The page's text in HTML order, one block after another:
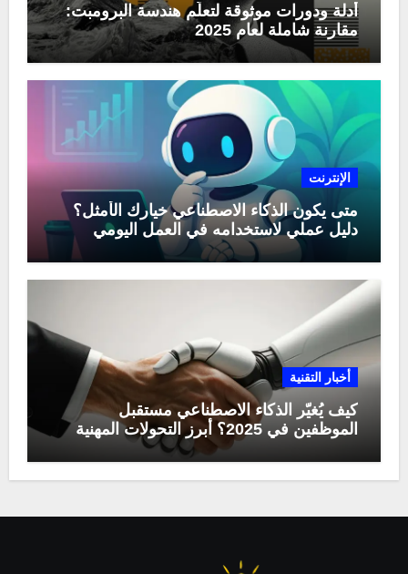
أدلة ودورات موثوقة لتعلّم هندسة البرومبت:
مقارنة شاملة لعام 2025
الإنترنت
متى يكون الذكاء الاصطناعي خيارك الأمثل؟
دليل عملي لاستخدامه في العمل اليومي
أخبار التقنية
كيف يُغيّر الذكاء الاصطناعي مستقبل
الموظفين في 2025؟ أبرز التحولات المهنية